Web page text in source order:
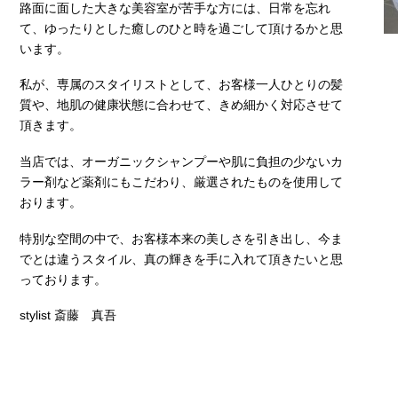
路面に面した大きな美容室が苦手な方には、日常を忘れ
て、ゆったりとした癒しのひと時を過ごして頂けるかと思
います。
私が、専属のスタイリストとして、お客様一人ひとりの髪
質や、地肌の健康状態に合わせて、きめ細かく対応させて
頂きます。
当店では、オーガニックシャンプーや肌に負担の少ないカ
ラー剤など薬剤にもこだわり、厳選されたものを使用して
おります。
特別な空間の中で、お客様本来の美しさを引き出し、今ま
でとは違うスタイル、真の輝きを手に入れて頂きたいと思
っております。
stylist 斎藤 真吾